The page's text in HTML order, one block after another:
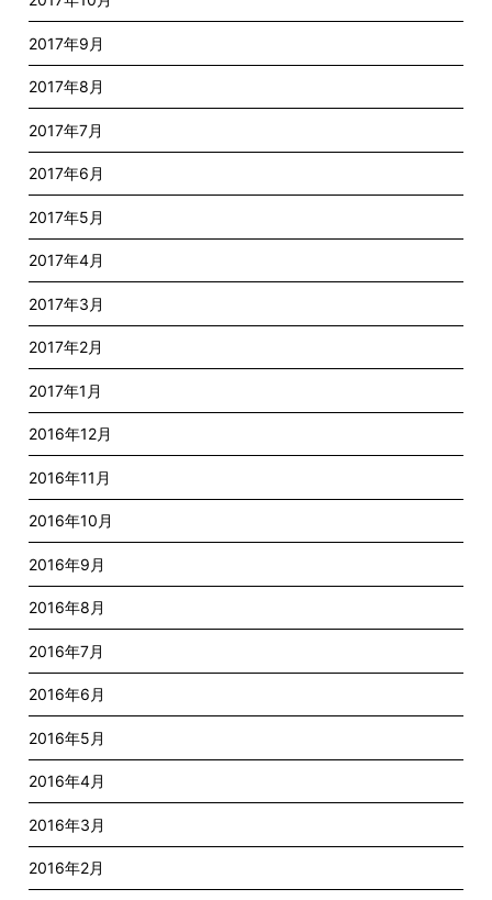
2017年9月
2017年8月
2017年7月
2017年6月
2017年5月
2017年4月
2017年3月
2017年2月
2017年1月
2016年12月
2016年11月
2016年10月
2016年9月
2016年8月
2016年7月
2016年6月
2016年5月
2016年4月
2016年3月
2016年2月